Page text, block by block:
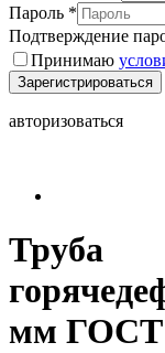
Пароль *
Подтверждение
Принимаю
Зарегистрироваться
авторизоваться
Труба
мм ГОСТ